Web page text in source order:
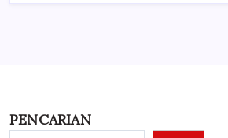
PENCARIAN